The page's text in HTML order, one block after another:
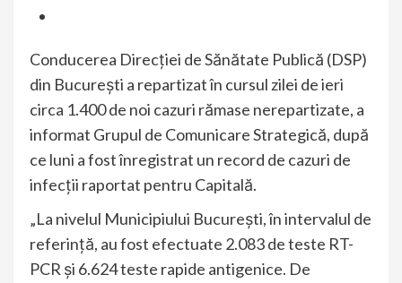
Conducerea Direcției de Sănătate Publică (DSP)
din București a repartizat în cursul zilei de ieri
circa 1.400 de noi cazuri rămase nerepartizate, a
informat Grupul de Comunicare Strategică, după
ce luni a fost înregistrat un record de cazuri de
infecții raportat pentru Capitală.
„La nivelul Municipiului București, în intervalul de
referință, au fost efectuate 2.083 de teste RT-
PCR și 6.624 teste rapide antigenice. De